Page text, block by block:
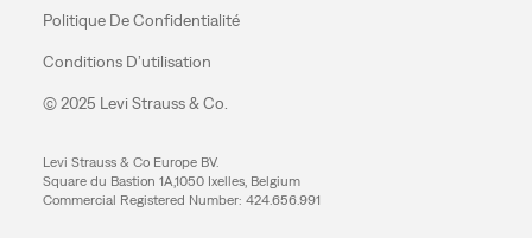
Politique De Confidentialité
Conditions D’utilisation
© 2025 Levi Strauss & Co.
Levi Strauss & Co Europe BV.
Square du Bastion 1A,1050 Ixelles, Belgium
Commercial Registered Number: 424.656.991